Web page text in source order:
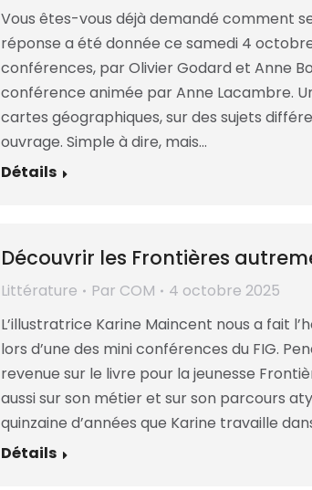
Vous êtes-vous déjà demandé comment
réponse a été donnée ce samedi 4
conférences, par Olivier Godard et Anne
conférence animée par Anne Lacambre.
cartes géographiques, sur des sujets
ouvrage. Simple à dire, mais…
Détails
Découvrir les Frontières
Littérature Par COM
4 octobre 2025
L’illustratrice Karine Maincent nous a fait
lors d’une des mini conférences du FIG.
revenue sur le livre pour la jeunesse
aussi sur son métier et sur son parcours
quinzaine d’années que Karine travaille
Détails